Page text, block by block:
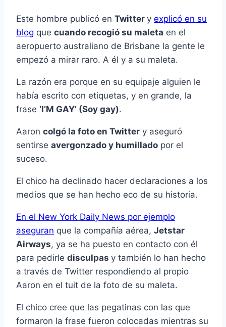
Este hombre publicó en Twitter y explicó en su
blog que cuando recogió su maleta en el
aeropuerto australiano de Brisbane la gente le
empezó a mirar raro. A él y a su maleta.
La razón era porque en su equipaje alguien le
había escrito con etiquetas, y en grande, la
frase ‘I’M GAY’ (Soy gay).
Aaron colgó la foto en Twitter y aseguró
sentirse avergonzado y humillado por el
suceso.
El chico ha declinado hacer declaraciones a los
medios que se han hecho eco de su historia.
En el New York Daily News por ejemplo
aseguran que la compañía aérea, Jetstar
Airways, ya se ha puesto en contacto con él
para pedirle disculpas y también lo han hecho
a través de Twitter respondiendo al propio
Aaron en el tuit de la foto de su maleta.
El chico cree que las pegatinas con las que
formaron la frase fueron colocadas mientras su